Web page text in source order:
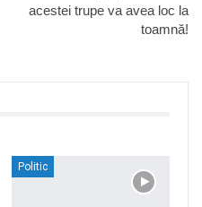
acestei trupe va avea loc la
toamnă!
Politic